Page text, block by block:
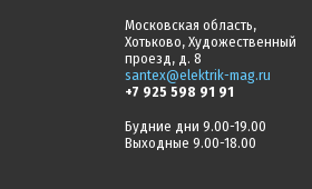
Московская область,
Хотьково, Художественный
проезд, д. 8
santex@elektrik-mag.ru
+7 925 598 91 91
Будние дни 9.00-19.00
Выходные 9.00-18.00